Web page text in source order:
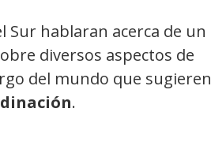
Sur hablaran acerca de un
diversos aspectos de
del mundo que sugieren
.